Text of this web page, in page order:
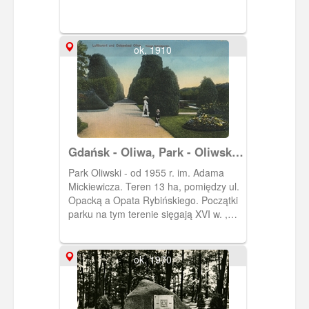
ok. 1910
Gdańsk - Oliwa, Park - Oliwski
im. Adama Mickiewicza
Park Oliwski - od 1955 r. im. Adama
Mickiewicza. Teren 13 ha, pomiędzy ul.
Opacką a Opata Rybińskiego. Początki
parku na tym terenie sięgają XVI w. ,
powstał ogród. W XVIII w. z inicjatywy
opata Rybińskiego powstał rokokowy
ogród; dalsze przekształcenia tego
terenu dotyczą przełomu XVIII i XIX w. i
są związane z pracami ogrodnika
ok. 1970